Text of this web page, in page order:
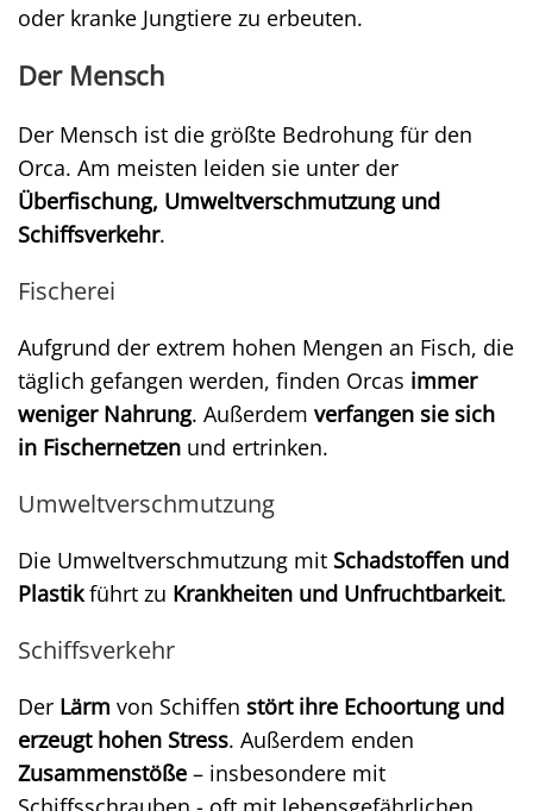
oder kranke Jungtiere zu erbeuten.
Der Mensch
Der Mensch ist die größte Bedrohung für den
Orca. Am meisten leiden sie unter der
Überfischung, Umweltverschmutzung und
Schiffsverkehr.
Fischerei
Aufgrund der extrem hohen Mengen an Fisch, die
täglich gefangen werden, finden Orcas immer
weniger Nahrung. Außerdem verfangen sie sich
in Fischernetzen und ertrinken.
Umweltverschmutzung
Die Umweltverschmutzung mit Schadstoffen und
Plastikführt zu Krankheiten und Unfruchtbarkeit.
Schiffsverkehr
Der Lärm von Schiffen stört ihre Echoortung und
erzeugt hohen Stress. Außerdem enden
Zusammenstöße – insbesondere mit